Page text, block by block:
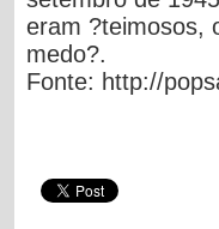
eram ?teimosos,
medo?.
Fonte: http://